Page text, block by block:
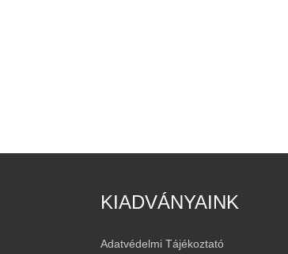
KIADVÁNYAINK
Adatvédelmi Tájékoztató